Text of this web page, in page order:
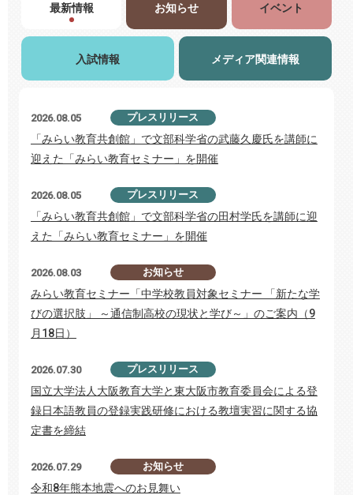
最新情報 お知らせ イベント
入試情報 メディア関連情報
2026.08.05 プレスリリース
「みらい教育共創館」で文部科学省の武藤久慶氏を講師に
迎えた「みらい教育セミナー」を開催
2026.08.05 プレスリリース
「みらい教育共創館」で文部科学省の田村学氏を講師に迎
えた「みらい教育セミナー」を開催
2026.08.03 お知らせ
みらい教育セミナー「中学校教員対象セミナー 「新たな学
びの選択肢」 ～通信制高校の現状と学び～」のご案内（9
月18日）
2026.07.30 プレスリリース
国立大学法人大阪教育大学と東大阪市教育委員会による登
録日本語教員の登録実践研修における教壇実習に関する協
定書を締結
2026.07.29 お知らせ
令和8年熊本地震へのお見舞い